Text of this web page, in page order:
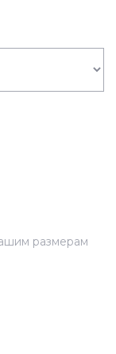
размерам